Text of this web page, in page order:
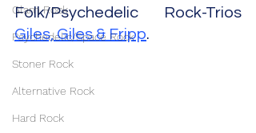
Glam Rock
Psychedelic/Space Rock
Stoner Rock
Alternative Rock
Hard Rock
Giles, Giles & Fripp.